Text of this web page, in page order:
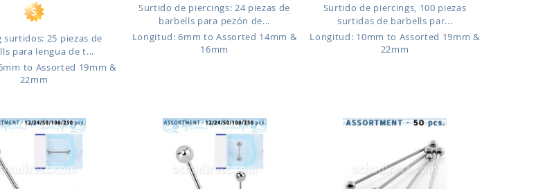
surtidos: 25 piezas de
para lengua de t...
to Assorted 19mm &
22mm
Surtido de piercings: 24 piezas de
barbells para pezón de...
Longitud: 6mm to Assorted 14mm &
16mm
Surtido de piercings, 100 piezas
surtidas de barbells par...
Longitud: 10mm to Assorted 19mm &
22mm